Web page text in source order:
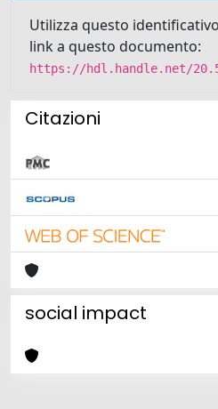
Utilizza questo
link a questo documento:
https://hdl.handle.net/
Citazioni
social impact